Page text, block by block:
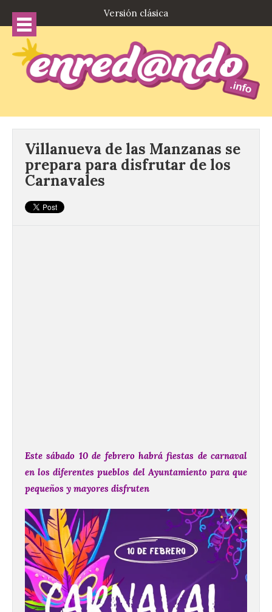
Versión clásica
Villanueva de las Manzanas se
prepara para disfrutar de los
Carnavales
Este sábado 10 de febrero habrá fiestas de carnaval
en los diferentes pueblos del Ayuntamiento para que
pequeños y mayores disfruten